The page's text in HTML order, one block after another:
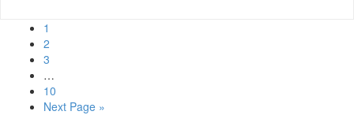
1
2
3
…
10
Next Page »